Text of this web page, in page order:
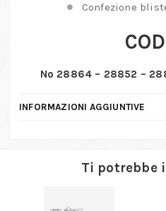
Confezione
No 28864 – 28852 –
INFORMAZIONI AGGIUNTIVE
Ti potrebbe